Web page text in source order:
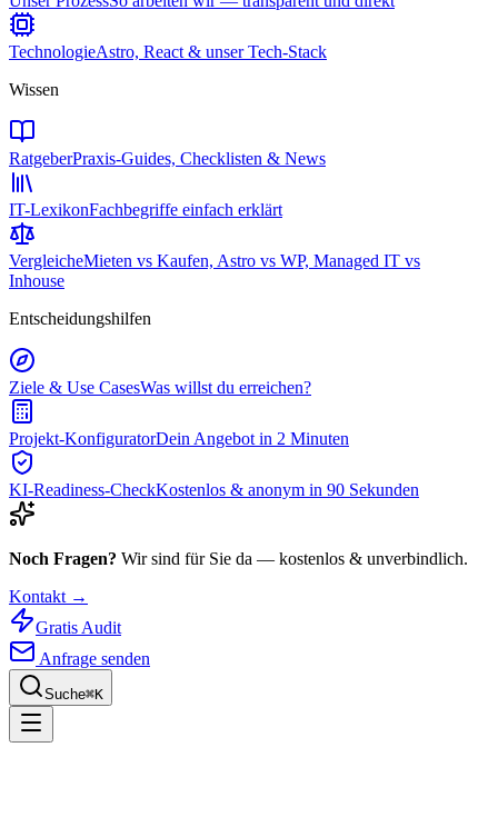
TechnologieAstro, React & unser Tech-Stack
Wissen
RatgeberPraxis-Guides, Checklisten & News
IT-LexikonFachbegriffe einfach erklärt
VergleicheMieten vs Kaufen, Astro vs WP, Managed IT vs
Inhouse
Entscheidungshilfen
Ziele & Use CasesWas willst du erreichen?
Projekt-KonfiguratorDein Angebot in 2 Minuten
KI-Readiness-CheckKostenlos & anonym in 90 Sekunden
Noch Fragen? Wir sind für Sie da — kostenlos & unverbindlich.
Kontakt →
Gratis Audit
Anfrage senden
Suche⌘K